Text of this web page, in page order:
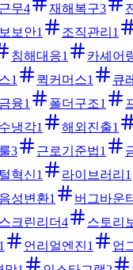
무4 재해복구3
보안1 조직관리 1
침해대응1 카셰어
1 퀵커머스1 큐
융1 폴더구조1
냉각1 해외진출1
3 근로기준법1
혁신1 라이브러리 1
성변환1 버그바운티
스크린리더4 스토리
1 언리얼엔진1 업